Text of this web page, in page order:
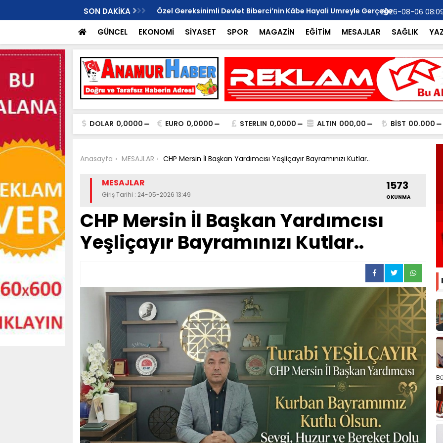
SON DAKİKA
İlçe Başkanlığı İçin Gündemde!
Özel Gereksinimli Devlet Biberci’nin Kâbe Hayali Umreyle Gerçeğe
Dönüştü..
MHP
Ziyareti..
2026-08-06
GÜNCEL EKONOMİ SİYASET SPOR MAGAZİN EĞİTİM MESAJLAR SAĞLIK
DOLAR 0,0000 EURO 0,0000 STERLIN 0,0000 ALTIN 000,00 BİST 00.000
Anasayfa MESAJLAR CHP Mersin İl Başkan Yardımcısı Yeşliçayır Bayramınızı Kutlar..
MESAJLAR
Giriş Tarihi : 24-05-2026 13:49
1573
OKUNMA
CHP Mersin İl Başkan Yardımcısı
Yeşliçayır Bayramınızı Kutlar..